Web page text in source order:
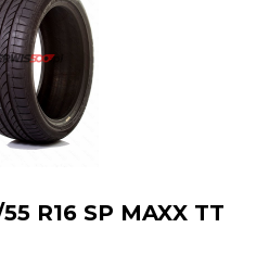
R16 SP MAXX TT